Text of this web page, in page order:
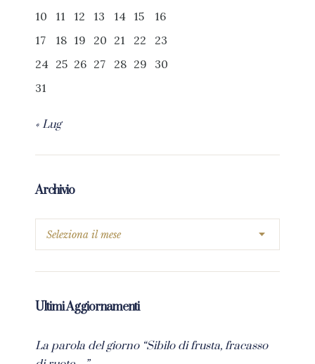
10
11 12 13 14 15
16
17
18 19 20 21 22
23
24 25 26 27 28 29
30
31
« Lug
Archivio
Ultimi Aggiornamenti
La parola del giorno “Sibilo di frusta, fracasso